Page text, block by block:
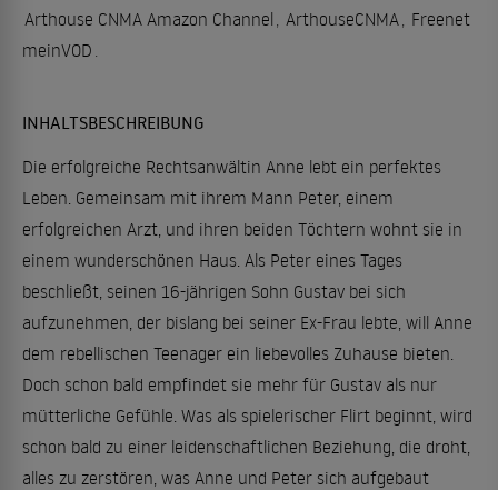
Arthouse CNMA Amazon Channel
ArthouseCNMA
Freenet
meinVOD
INHALTSBESCHREIBUNG
Die erfolgreiche Rechtsanwältin Anne lebt ein perfektes
Leben. Gemeinsam mit ihrem Mann Peter, einem
erfolgreichen Arzt, und ihren beiden Töchtern wohnt sie in
einem wunderschönen Haus. Als Peter eines Tages
beschließt, seinen 16-jährigen Sohn Gustav bei sich
aufzunehmen, der bislang bei seiner Ex-Frau lebte, will Anne
dem rebellischen Teenager ein liebevolles Zuhause bieten.
Doch schon bald empfindet sie mehr für Gustav als nur
mütterliche Gefühle. Was als spielerischer Flirt beginnt, wird
schon bald zu einer leidenschaftlichen Beziehung, die droht,
alles zu zerstören, was Anne und Peter sich aufgebaut